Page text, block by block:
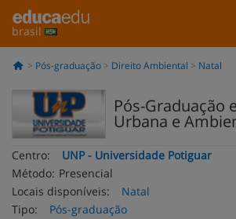
brasil
Pós-graduação Direito Ambiental Natal
Pós-Graduação
Urbana e
Centro:
UNP - Universidade Potiguar
Método: Presencial
Locais disponíveis:
Natal
Tipo:
Pós-graduação